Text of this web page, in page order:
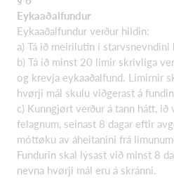
Eykaaðalfundur
Eykaaðalfundur verður hildin:
a) Tá ið meirilutin í starvsnevndini
b) Tá ið minst 20 limir skrivliga
og krevja eykaaðalfund. Limirnir
hvørji mál skulu viðgerast á
c) Kunngjørt verður á tann hátt, ið
felagnum, seinast 8 dagar eftir
móttøku av áheitanini frá
Fundurin skal lýsast við minst 8
nevna hvørji mál eru á skránni.